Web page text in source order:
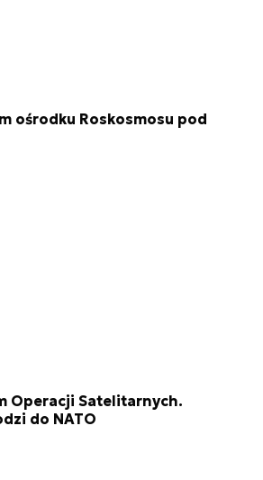
ośrodku Roskosmosu pod
Operacji Satelitarnych.
do NATO